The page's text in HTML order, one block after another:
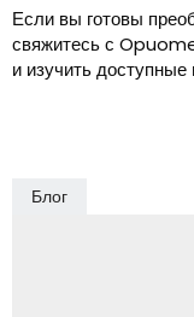
Если вы готовы
свяжитесь с
и изучить
Блог